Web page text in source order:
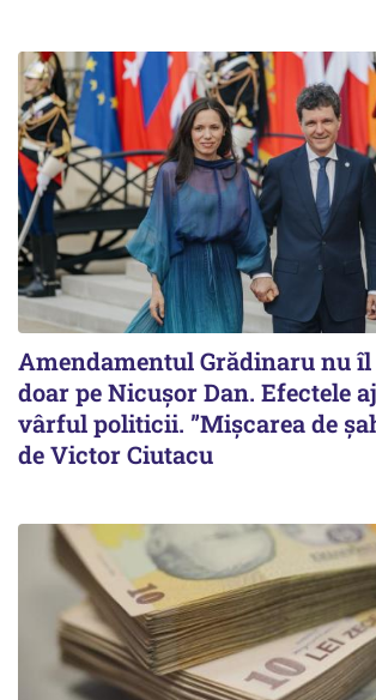
Amendamentul Grădinaru nu
doar pe Nicușor Dan. Efectele
vârful politicii. ”Mișcarea de
de Victor Ciutacu